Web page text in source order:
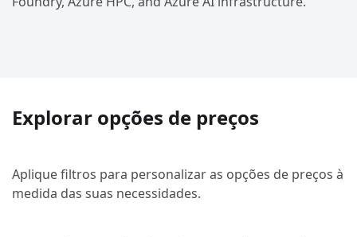
Explorar opções de preços
Aplique filtros para personalizar as opções de preços à
medida das suas necessidades.